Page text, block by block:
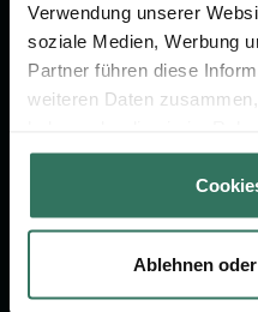
Verwendung unserer
soziale Medien, Werbung
Partner führen diese
weiteren Daten
gesammelt haben.
Ablehnen
FÜR SIE
Vergleich
Verzeichnis
KONTAKTIEREN SIE UNS